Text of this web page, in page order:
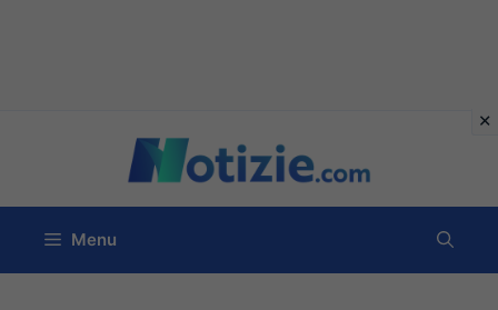
contenuto
Menu